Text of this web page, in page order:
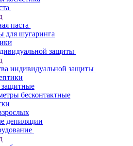
паста
для шугаринга
защиты
индивидуальной защиты
бесконтактные
депиляции